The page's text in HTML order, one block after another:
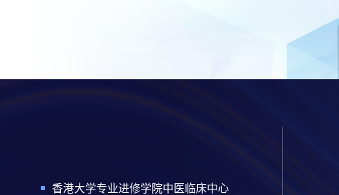
香港大学专业进修学院中医临床中心